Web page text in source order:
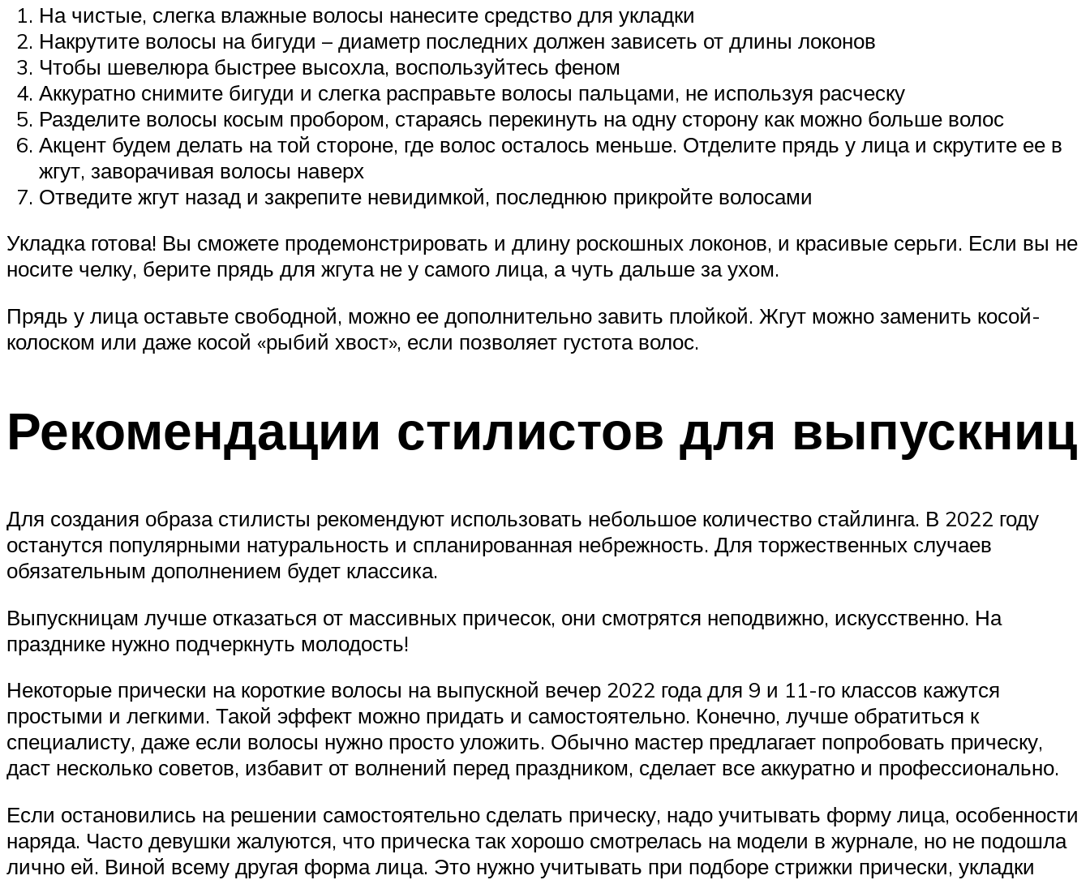
На чистые, слегка влажные волосы нанесите средство для укладки
Накрутите волосы на бигуди – диаметр последних должен зависеть от длины локонов
Чтобы шевелюра быстрее высохла, воспользуйтесь феном
Аккуратно снимите бигуди и слегка расправьте волосы пальцами, не используя расческу
Разделите волосы косым пробором, стараясь перекинуть на одну сторону как можно больше волос
Акцент будем делать на той стороне, где волос осталось меньше. Отделите прядь у лица и скрутите ее в
жгут, заворачивая волосы наверх
Отведите жгут назад и закрепите невидимкой, последнюю прикройте волосами
Укладка готова! Вы сможете продемонстрировать и длину роскошных локонов, и красивые серьги. Если вы не
носите челку, берите прядь для жгута не у самого лица, а чуть дальше за ухом.
Прядь у лица оставьте свободной, можно ее дополнительно завить плойкой. Жгут можно заменить косой-
колоском или даже косой «рыбий хвост», если позволяет густота волос.
Рекомендации стилистов для выпускниц
Для создания образа стилисты рекомендуют использовать небольшое количество стайлинга. В 2022 году
останутся популярными натуральность и спланированная небрежность. Для торжественных случаев
обязательным дополнением будет классика.
Выпускницам лучше отказаться от массивных причесок, они смотрятся неподвижно, искусственно. На
празднике нужно подчеркнуть молодость!
Некоторые прически на короткие волосы на выпускной вечер 2022 года для 9 и 11-го классов кажутся
простыми и легкими. Такой эффект можно придать и самостоятельно. Конечно, лучше обратиться к
специалисту, даже если волосы нужно просто уложить. Обычно мастер предлагает попробовать прическу,
даст несколько советов, избавит от волнений перед праздником, сделает все аккуратно и профессионально.
Если остановились на решении самостоятельно сделать прическу, надо учитывать форму лица, особенности
наряда. Часто девушки жалуются, что прическа так хорошо смотрелась на модели в журнале, но не подошла
лично ей. Виной всему другая форма лица. Это нужно учитывать при подборе стрижки прически, укладки